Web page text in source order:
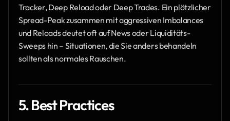
Tracker, Deep Reload oder Deep Trades. Ein plötzlicher
Spread-Peak zusammen mit aggressiven Imbalances
und Reloads deutet oft auf News oder Liquiditäts-
Sweeps hin – Situationen, die Sie anders behandeln
sollten als normales Rauschen.
5. Best Practices